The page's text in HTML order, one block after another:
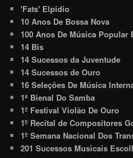
'Fats' Elpidio
10 Anos De Bossa Nova
100 Anos De Música Popular
14 Bis
14 Sucessos da Juventude
14 Sucessos de Ouro
16 Seleções De Música
1ª Bienal Do Samba
1º Festival Violão De Ouro
1º Recital de Compositores
1º Semana Nacional Dos
201 Sucessos Musicais